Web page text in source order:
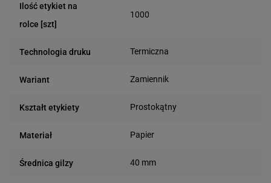
Ilość etykiet na
rolce [szt]
1000
Technologia druku Termiczna
Wariant Zamiennik
Kształt etykiety Prostokątny
Materiał Papier
Średnica gilzy 40 mm